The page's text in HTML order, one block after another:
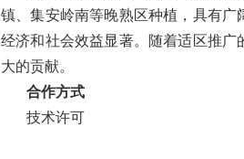
镇、集安岭南等晚熟区种植，具有广
经济和社会效益显著。随着适区推
大的贡献。
合作方式
技术许可